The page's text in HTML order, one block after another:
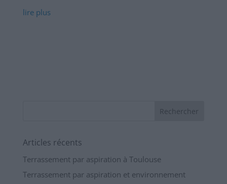
lire plus
Articles récents
Terrassement par aspiration à Toulouse
Terrassement par aspiration et environnement